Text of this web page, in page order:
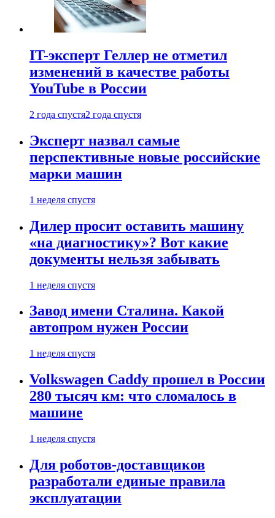
IT-эксперт Геллер не отметил
изменений в качестве работы
YouTube в России
2 года спустя2 года спустя
Эксперт назвал самые
перспективные новые российские
марки машин
1 неделя спустя
Дилер просит оставить машину
«на диагностику»? Вот какие
документы нельзя забывать
1 неделя спустя
Завод имени Сталина. Какой
автопром нужен России
1 неделя спустя
Volkswagen Caddy прошел в России
280 тысяч км: что сломалось в
машине
1 неделя спустя
Для роботов-доставщиков
разработали единые правила
эксплуатации